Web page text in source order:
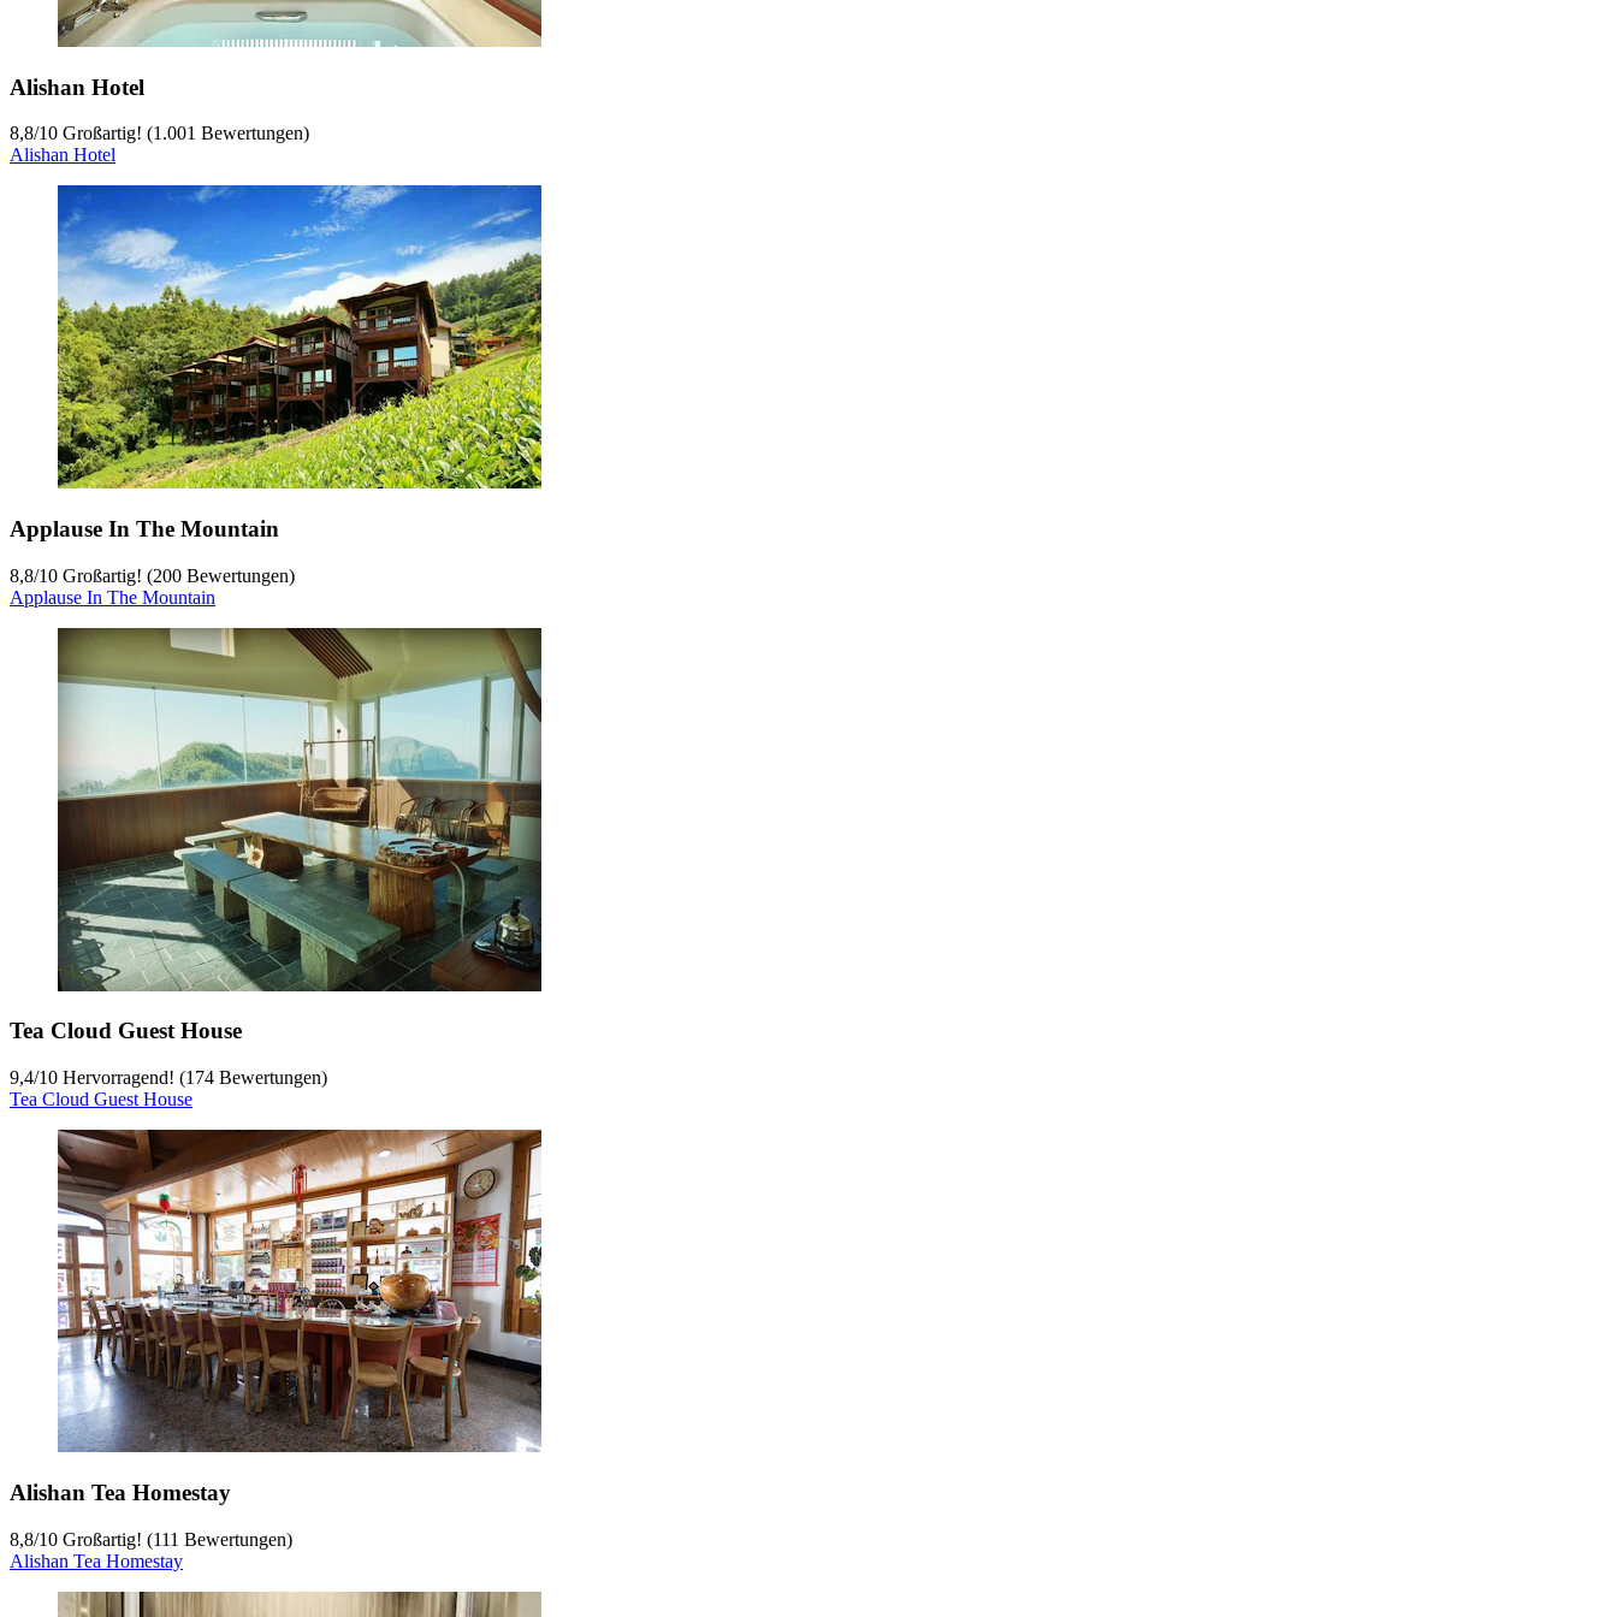
Alishan Hotel
8,8/10 Großartig! (1.001 Bewertungen)
Alishan Hotel
Applause In The Mountain
8,8/10 Großartig! (200 Bewertungen)
Applause In The Mountain
Tea Cloud Guest House
9,4/10 Hervorragend! (174 Bewertungen)
Tea Cloud Guest House
Alishan Tea Homestay
8,8/10 Großartig! (111 Bewertungen)
Alishan Tea Homestay